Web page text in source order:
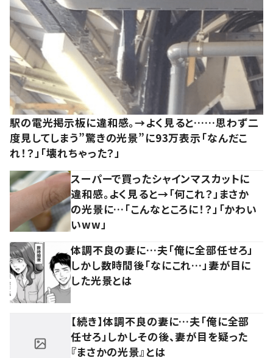
駅の電光掲示板に違和感。→よく見ると……思わず二
度見してしまう”驚きの光景”に93万表示「なんだこ
れ！？」「壊れちゃった？」
スーパーで買ったシャインマスカットに
違和感。よく見ると→「何これ？」まさか
の光景に…「こんなところに！？」「かわい
いww」
体調不良の妻に…夫「俺に全部任せろ」
しかし数時間後「なにこれ…」妻が目に
した光景とは
【続き】体調不良の妻に…夫「俺に全部
任せろ」しかしその後、妻が目を疑った
『まさかの光景』とは